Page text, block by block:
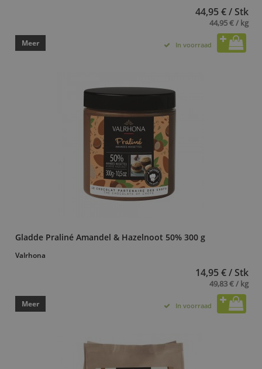
44,95 € / Stk
44,95 € / kg
Meer In voorraad
Gladde Praliné Amandel & Hazelnoot 50% 300 g
Valrhona
14,95 € / Stk
49,83 € / kg
Meer In voorraad